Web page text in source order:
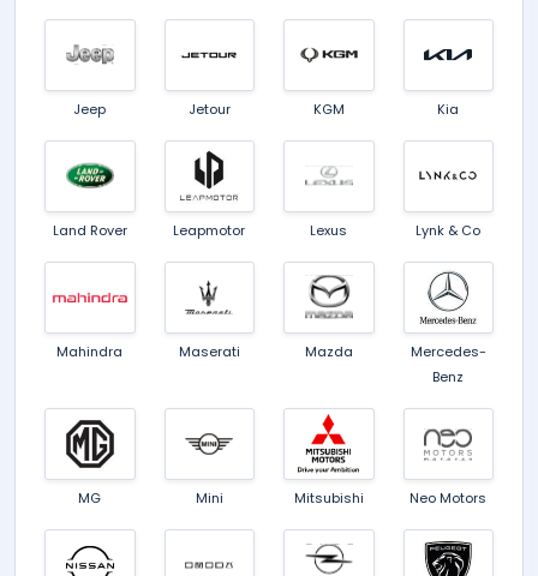
Jeep Jetour KGM Kia
Land Rover Leapmotor Lexus Lynk & Co
Mahindra Maserati Mazda
Mercedes-
Benz
MG Mini Mitsubishi Neo Motors